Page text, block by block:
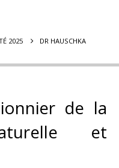
2025 DR HAUSCHKA
de la
et